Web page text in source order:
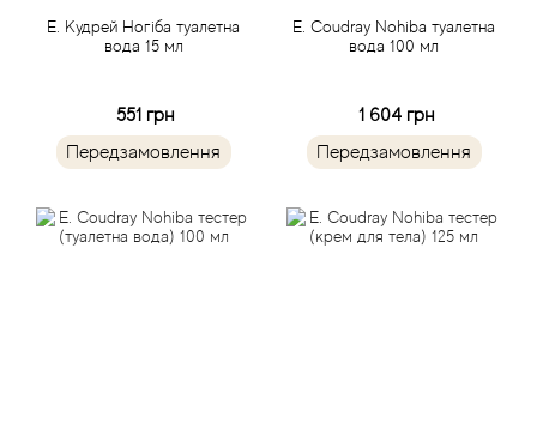
Е. Кудрей Ногіба туалетна
вода 15 мл
551 грн
Передзамовлення
E. Coudray Nohiba туалетна
вода 100 мл
1 604 грн
Передзамовлення
Baviphat
Bebe